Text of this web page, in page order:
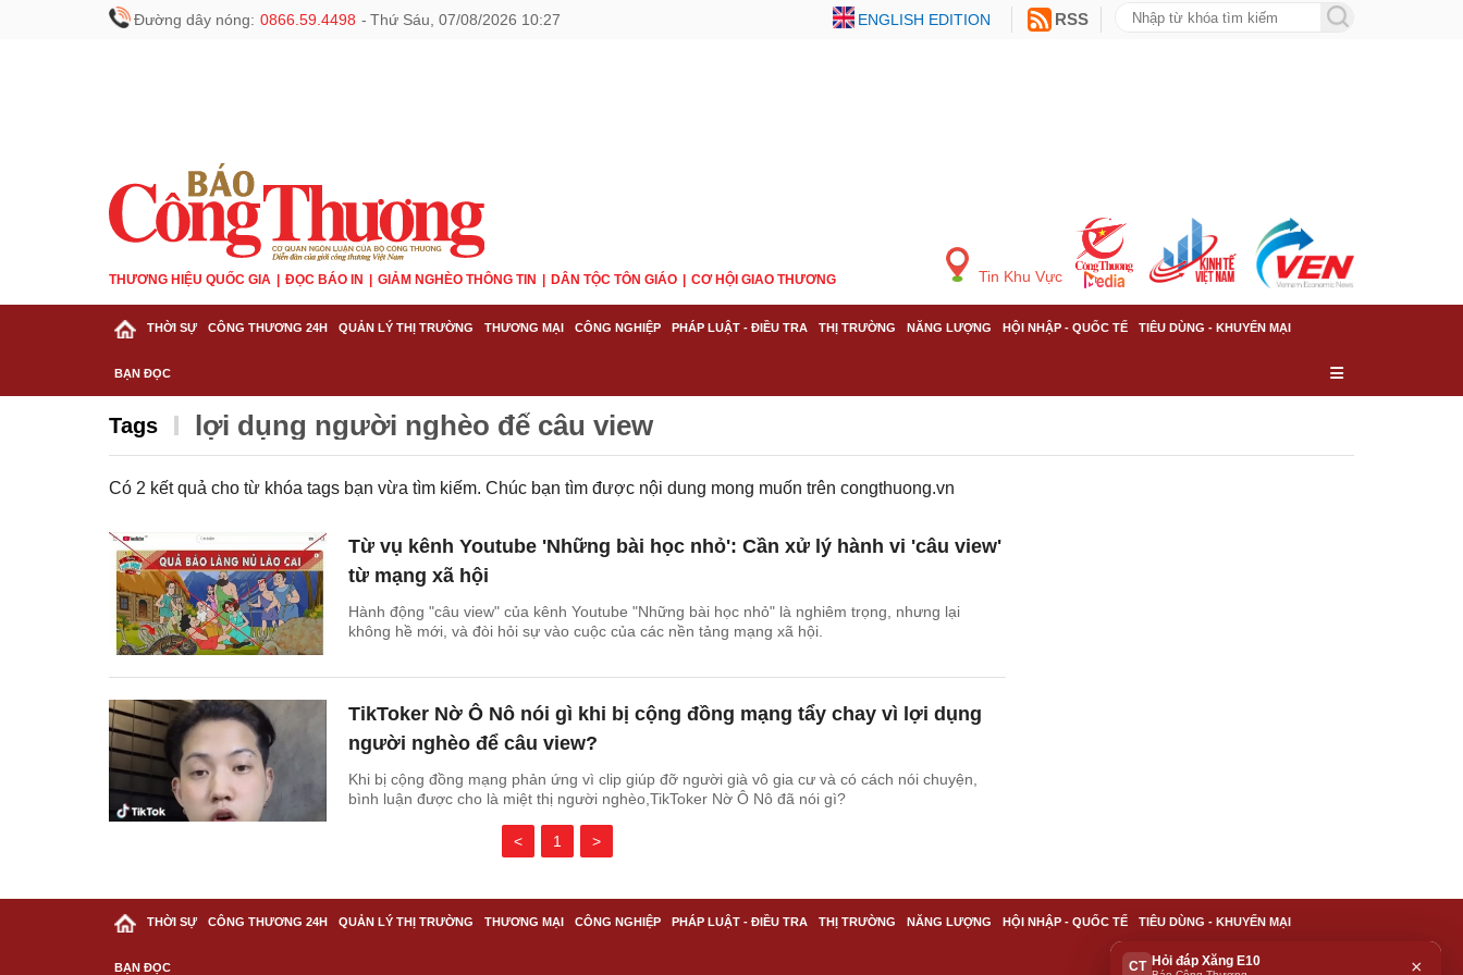
Đường dây nóng: 0866.59.4498 - Thứ Sáu, 07/08/2026 10:27 RSS
ENGLISH EDITION
THƯƠNG HIỆU QUỐC GIA ĐỌC BÁO IN GIẢM NGHÈO THÔNG TIN DÂN TỘC TÔN GIÁO CƠ HỘI GIAO THƯƠNG Tin Khu Vực
THỜI SỰ CÔNG THƯƠNG 24H QUẢN LÝ THỊ TRƯỜNG THƯƠNG MẠI CÔNG NGHIỆP PHÁP LUẬT - ĐIỀU TRA THỊ TRƯỜNG NĂNG LƯỢNG HỘI NHẬP - QUỐC TẾ TIÊU DÙNG - KHUYẾN MẠI
BẠN ĐỌC
Tags lợi dụng người nghèo để câu view
Có 2 kết quả cho từ khóa tags bạn vừa tìm kiếm. Chúc bạn tìm được nội dung mong muốn trên congthuong.vn
Từ vụ kênh Youtube 'Những bài học nhỏ': Cần xử lý hành vi 'câu view'
từ mạng xã hội
Hành động "câu view" của kênh Youtube "Những bài học nhỏ" là nghiêm trọng, nhưng lại
không hề mới, và đòi hỏi sự vào cuộc của các nền tảng mạng xã hội.
TikToker Nờ Ô Nô nói gì khi bị cộng đồng mạng tẩy chay vì lợi dụng
người nghèo để câu view?
Khi bị cộng đồng mạng phản ứng vì clip giúp đỡ người già vô gia cư và có cách nói chuyện,
bình luận được cho là miệt thị người nghèo,TikToker Nờ Ô Nô đã nói gì?
< 1 >
THỜI SỰ CÔNG THƯƠNG 24H QUẢN LÝ THỊ TRƯỜNG THƯƠNG MẠI CÔNG NGHIỆP PHÁP LUẬT - ĐIỀU TRA THỊ TRƯỜNG NĂNG LƯỢNG HỘI NHẬP - QUỐC TẾ TIÊU DÙNG - KHUYẾN MẠI
BẠN ĐỌC CT Hỏi đáp Xăng E10 ×